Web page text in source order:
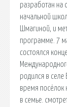
разработан на
начальной
Шмагиной, и
программе. 7
состоялся
родился в селе
время посёлок
в семье.